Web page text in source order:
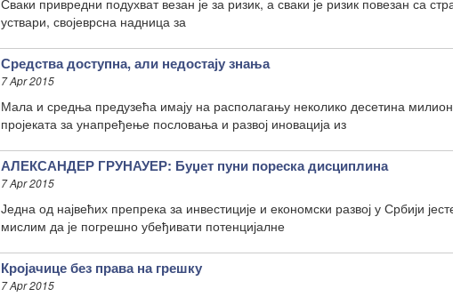
Сваки привредни подухват везан је за ризик, а сваки је ризик повезан са
уствари, својеврсна надница за
Средства доступна, али недостају знања
7 Apr 2015
Мала и средња предузећа имају на располагању неколико десетина
пројеката за унапређење пословања и развој иновација из
АЛЕКСАНДЕР ГРУНАУЕР: Буџет пуни пореска дисциплина
7 Apr 2015
Једна од највећих препрека за инвестиције и економски развој у Србији
мислим да је погрешно убеђивати потенцијалне
Кројачице без права на грешку
7 Apr 2015